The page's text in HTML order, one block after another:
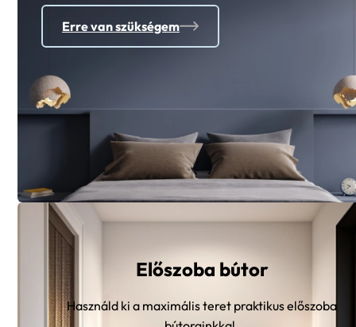
Erre van szükségem
Előszoba bútor
Használd ki a maximális teret praktikus előszoba